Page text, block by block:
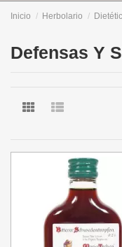
Inicio Herbolario
Defensas Y